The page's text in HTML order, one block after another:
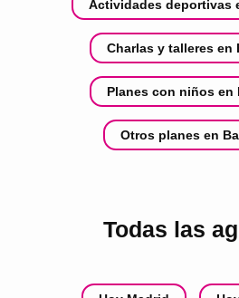
Actividades deportivas
Charlas y talleres en
Planes con niños en
Otros planes en
Todas las